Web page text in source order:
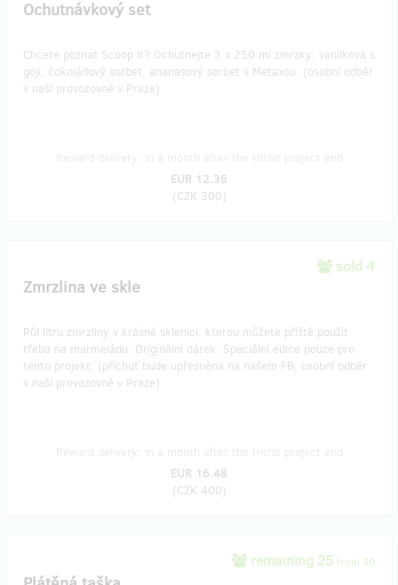
Ochutnávkový set
Chcete poznat Scoop it? Ochutnejte 3 x 250 ml zmrzky: vanilková s
goji, čokoládový sorbet, ananasový sorbet s Metaxou. (osobní odběr
v naší provozovně v Praze)
EUR 12.36
(CZK 300)
sold 4
Zmrzlina ve skle
Půl litru zmrzliny v krásné sklenici, kterou můžete příště použít
třeba na marmeládu. Originální dárek. Speciální edice pouze pro
tento projekt. (příchuť bude upřesněna na našem FB; osobní odběr
v naší provozovně v Praze)
EUR 16.48
(CZK 400)
remaining 25 from 30